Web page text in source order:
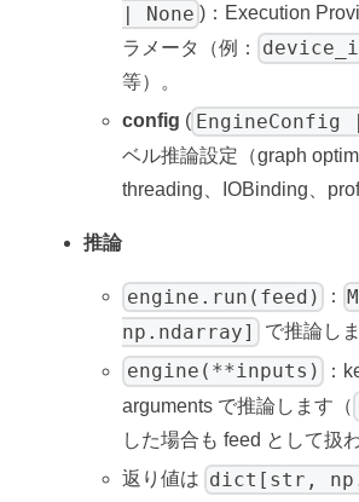
| None )：Execution
ラメータ（例：
等）。
config ( EngineConfig
ベル推論設定（graph
threading、IOBinding、
推論
engine.run(feed) ：
np.ndarray]
で推論しま
engine(**inputs)
：
arguments で推論します（
した場合も feed として扱
返り値は dict[str,